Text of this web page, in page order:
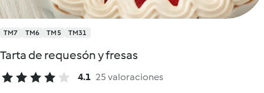
TM7 TM6 TM5 TM31
Tarta de requesón y fresas
4.1 25 valoraciones